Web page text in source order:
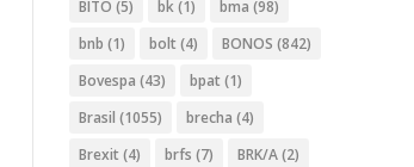
BITO (5) bk(1) bma (98)
bnb (1) bolt (4) BONOS (842)
Bovespa (43) bpat (1)
Brasil (1055) brecha (4)
Brexit (4) brfs (7) BRK/A(2)